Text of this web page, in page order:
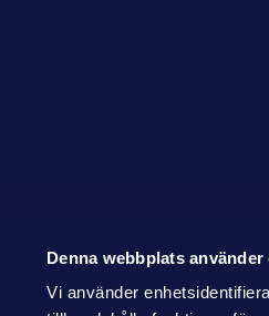
Denna webbplats använder
Vi använder